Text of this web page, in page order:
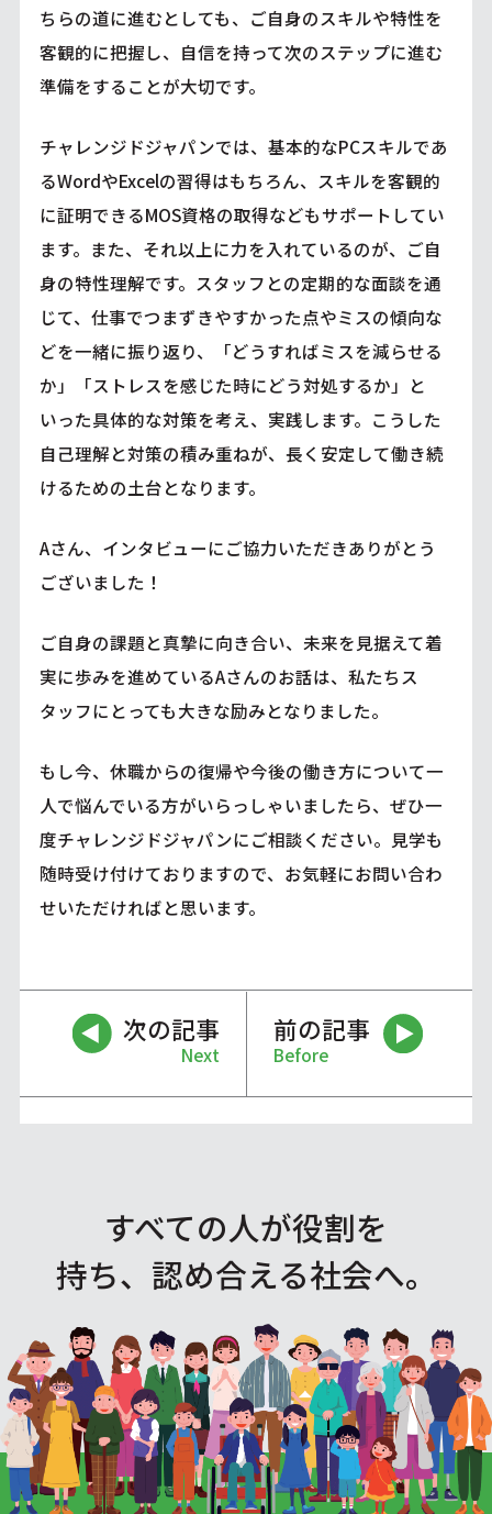
ちらの道に進むとしても、ご自身のスキルや特性を
客観的に把握し、自信を持って次のステップに進む
準備をすることが大切です。
チャレンジドジャパンでは、基本的なPCスキルであ
るWordやExcelの習得はもちろん、スキルを客観的
に証明できるMOS資格の取得などもサポートしてい
ます。また、それ以上に力を入れているのが、ご自
身の特性理解です。スタッフとの定期的な面談を通
じて、仕事でつまずきやすかった点やミスの傾向な
どを一緒に振り返り、「どうすればミスを減らせる
か」「ストレスを感じた時にどう対処するか」と
いった具体的な対策を考え、実践します。こうした
自己理解と対策の積み重ねが、長く安定して働き続
けるための土台となります。
Aさん、インタビューにご協力いただきありがとう
ございました！
ご自身の課題と真摯に向き合い、未来を見据えて着
実に歩みを進めているAさんのお話は、私たちス
タッフにとっても大きな励みとなりました。
もし今、休職からの復帰や今後の働き方について一
人で悩んでいる方がいらっしゃいましたら、ぜひ一
度チャレンジドジャパンにご相談ください。見学も
随時受け付けておりますので、お気軽にお問い合わ
せいただければと思います。
次の記事
Next
前の記事
Before
すべての人が役割を
持ち、認め合える社会へ。